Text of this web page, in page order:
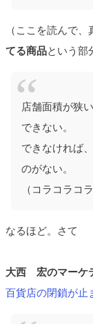
（ここを読んで
てる商品という部
店舗面積が狭
できない。
できなければ
のがない。
（コラコラコラ
なるほど。さて
大西 宏のマーケ
百貨店の閉鎖が止